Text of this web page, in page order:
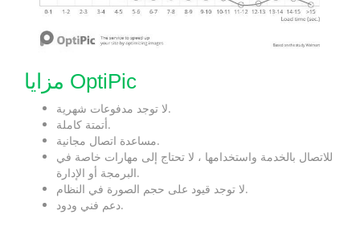
مزايا OptiPic
لا توجد مدفوعات شهرية.
أتمتة كاملة.
مساعدة اتصال مجانية.
للاتصال بالخدمة واستخدامها ، لا تحتاج إلى مهارات خاصة في
البرمجة أو الإدارة.
لا توجد قيود على حجم الصورة في النظام.
دعم فني ودود.